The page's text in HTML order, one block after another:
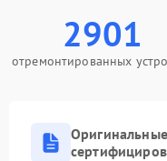
2901
отремонтированных